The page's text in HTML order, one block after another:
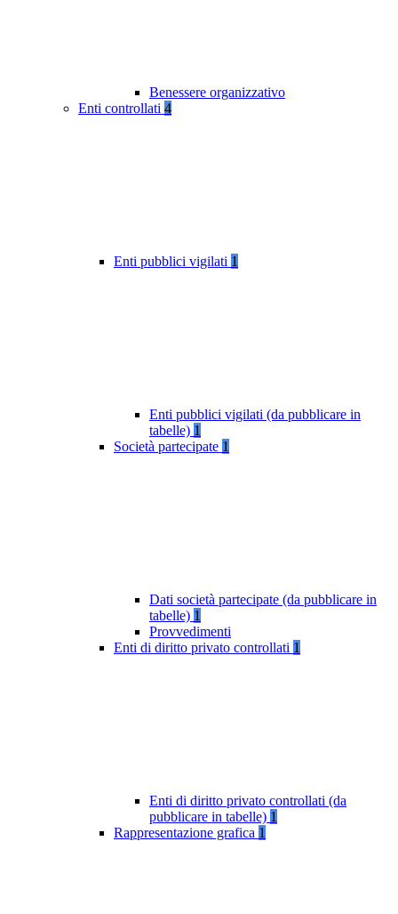
Benessere organizzativo
Enti controllati 4
Enti pubblici vigilati 1
Enti pubblici vigilati (da pubblicare in
tabelle) 1
Società partecipate 1
Dati società partecipate (da pubblicare in
tabelle) 1
Provvedimenti
Enti di diritto privato controllati 1
Enti di diritto privato controllati (da
pubblicare in tabelle) 1
Rappresentazione grafica 1